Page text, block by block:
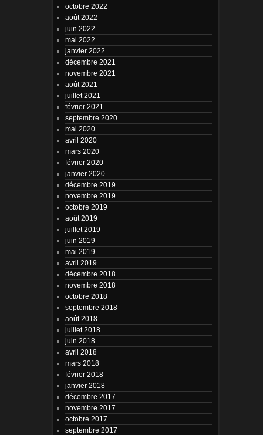
octobre 2022
août 2022
juin 2022
mai 2022
janvier 2022
décembre 2021
novembre 2021
août 2021
juillet 2021
février 2021
septembre 2020
mai 2020
avril 2020
mars 2020
février 2020
janvier 2020
décembre 2019
novembre 2019
octobre 2019
août 2019
juillet 2019
juin 2019
mai 2019
avril 2019
décembre 2018
novembre 2018
octobre 2018
septembre 2018
août 2018
juillet 2018
juin 2018
avril 2018
mars 2018
février 2018
janvier 2018
décembre 2017
novembre 2017
octobre 2017
septembre 2017